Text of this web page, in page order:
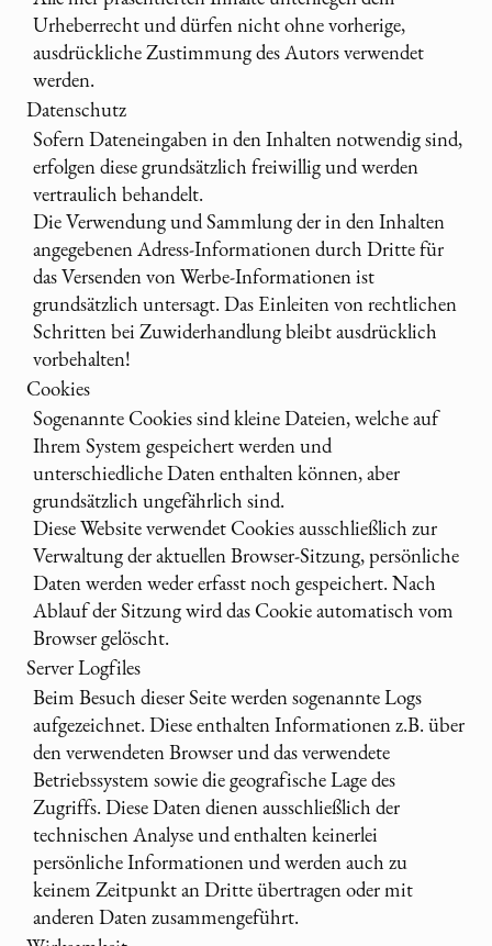
Urheberrecht und dürfen nicht ohne vorherige,
ausdrückliche Zustimmung des Autors verwendet
werden.
Datenschutz
Sofern Dateneingaben in den Inhalten notwendig sind,
erfolgen diese grundsätzlich freiwillig und werden
vertraulich behandelt.
Die Verwendung und Sammlung der in den Inhalten
angegebenen Adress-Informationen durch Dritte für
das Versenden von Werbe-Informationen ist
grundsätzlich untersagt. Das Einleiten von rechtlichen
Schritten bei Zuwiderhandlung bleibt ausdrücklich
vorbehalten!
Cookies
Sogenannte Cookies sind kleine Dateien, welche auf
Ihrem System gespeichert werden und
unterschiedliche Daten enthalten können, aber
grundsätzlich ungefährlich sind.
Diese Website verwendet Cookies ausschließlich zur
Verwaltung der aktuellen Browser-Sitzung, persönliche
Daten werden weder erfasst noch gespeichert. Nach
Ablauf der Sitzung wird das Cookie automatisch vom
Browser gelöscht.
Server Logfiles
Beim Besuch dieser Seite werden sogenannte Logs
aufgezeichnet. Diese enthalten Informationen z.B. über
den verwendeten Browser und das verwendete
Betriebssystem sowie die geografische Lage des
Zugriffs. Diese Daten dienen ausschließlich der
technischen Analyse und enthalten keinerlei
persönliche Informationen und werden auch zu
keinem Zeitpunkt an Dritte übertragen oder mit
anderen Daten zusammengeführt.